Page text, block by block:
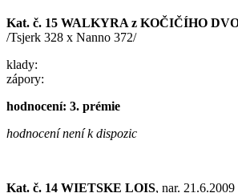
Kat. č. 15 WALKYRA z KOČIČÍHO
/Tsjerk 328 x Nanno 372/
klady:
zápory:
hodnocení: 3. prémie
hodnocení není k dispozic
Kat. č. 14 WIETSKE LOIS, nar.